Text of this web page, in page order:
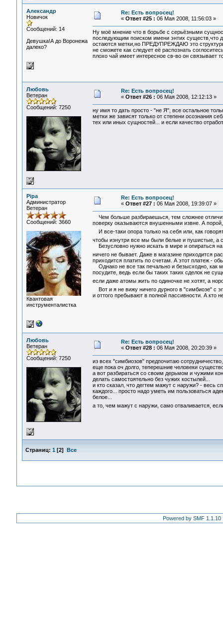
Александр
Новичок
Сообщений: 14
Девушка!А до Воронежа
далеко?
Re: Есть вопросец!
« Ответ #25 : 06 Мая 2008, 11:56:03 »
Ну моё мнение что в борьбе с серьёзными
последующим поиском имени энтих существ,что
остаются метки,но ПРЕДУПРЕЖДАЮ это
не сможете как следует её распознать
плохо чай имеет интересное св-во он связывает
Любовь
Ветеран
Сообщений: 7250
Re: Есть вопросец!
« Ответ #26 : 06 Мая 2008, 12:12:13 »
ну имя то дать просто - "не Я", все остальное
метки же зависят только от степени осознания
тех или иных сущностей... и если качество
Pipa
Администратор
Ветеран
Сообщений: 3660
Квантовая
инструменталистка
Re: Есть вопросец!
« Ответ #27 : 06 Мая 2008, 19:39:07 »
Чем больше разбираешься, тем сложнее
поверку оказываются внушенными извне. А
И все-таки опора только на себя или, как
чтобы изнутри все мы были белые и пушистые, а
Безусловно нужно искать в мире и опираться
ничего не бывает. Даже в магазине приходится
приходится платить по счетам. А этот платеж -
Однако не все так печально и безысходно, как
посудите, ведь если бы таких таких сделок не
если даже атомы жить по одиночке не хотят, а
Вот и я не вижу ничего дурного в "симбиозе" с
и оттого пребывают в полной пассивности. А кто
Любовь
Ветеран
Сообщений: 7250
Re: Есть вопросец!
« Ответ #28 : 06 Мая 2008, 20:20:39 »
из всех "симбиозов" предпочитаю
еще пока оч долго, теперешние человеки
а вот разбираться со своим дерьмом и чужими
делать самостоятельно без чужих костылей...
и кто сказал, что дегтем мажут с наружи? - весь
каждого... просто надо уметь им пользоваться
белое...
а то, чем мажут с наружи, само отваливается,
Страниц: 1 [2] Все
Powered by SMF 1.1.10